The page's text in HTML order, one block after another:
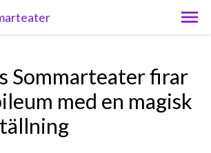
Sommarteater firar
med en magisk